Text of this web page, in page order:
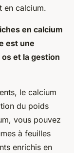
en calcium.
en calcium
est une
et la gestion
le calcium
du poids
vous pouvez
à feuilles
enrichis en